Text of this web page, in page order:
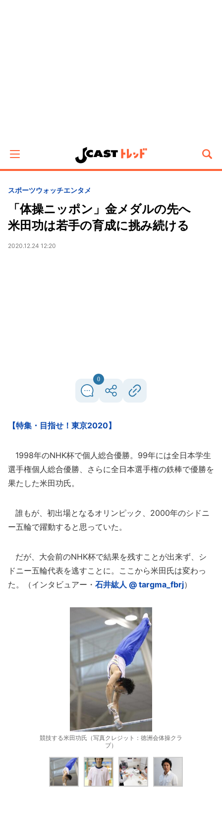
スポーツウォッチエンタメ
「体操ニッポン」金メダルの先へ
米田功は若手の育成に挑み続ける
2020.12.24 12:20
0
【特集・目指せ！東京2020】
1998年のNHK杯で個人総合優勝。99年には全日本学生
選手権個人総合優勝、さらに全日本選手権の鉄棒で優勝を
果たした米田功氏。
誰もが、初出場となるオリンピック、2000年のシドニ
ー五輪で躍動すると思っていた。
だが、大会前のNHK杯で結果を残すことが出来ず、シ
ドニー五輪代表を逃すことに。ここから米田氏は変わっ
た。（インタビュアー・ 石井紘人 @ targma_fbrj）
競技する米田功氏（写真クレジット：徳洲会体操クラ
ブ）